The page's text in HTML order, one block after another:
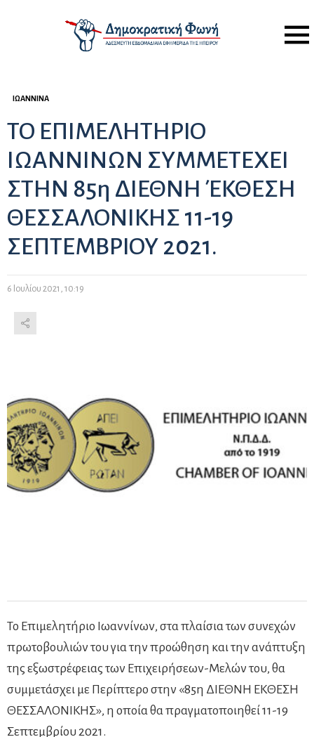
Menu
ΙΩΆΝΝΙΝΑ
ΤΟ ΕΠΙΜΕΛΗΤΗΡΙΟ
ΙΩΑΝΝΙΝΩΝ ΣΥΜΜΕΤΕΧΕΙ
ΣΤΗΝ 85η ΔΙΕΘΝΗ ΈΚΘΕΣΗ
ΘΕΣΣΑΛΟΝΙΚΗΣ 11-19
ΣΕΠΤΕΜΒΡΙΟΥ 2021.
6 Ιουλίου 2021, 10:19
Το Επιμελητήριο Ιωαννίνων, στα πλαίσια των συνεχών
πρωτοβουλιών του για την προώθηση και την ανάπτυξη
της εξωστρέφειας των Επιχειρήσεων-Μελών του, θα
συμμετάσχει με Περίπτερο στην «85η ΔΙΕΘΝΗ ΕΚΘΕΣΗ
ΘΕΣΣΑΛΟΝΙΚΗΣ», η οποία θα πραγματοποιηθεί 11-19
Σεπτεμβρίου 2021.